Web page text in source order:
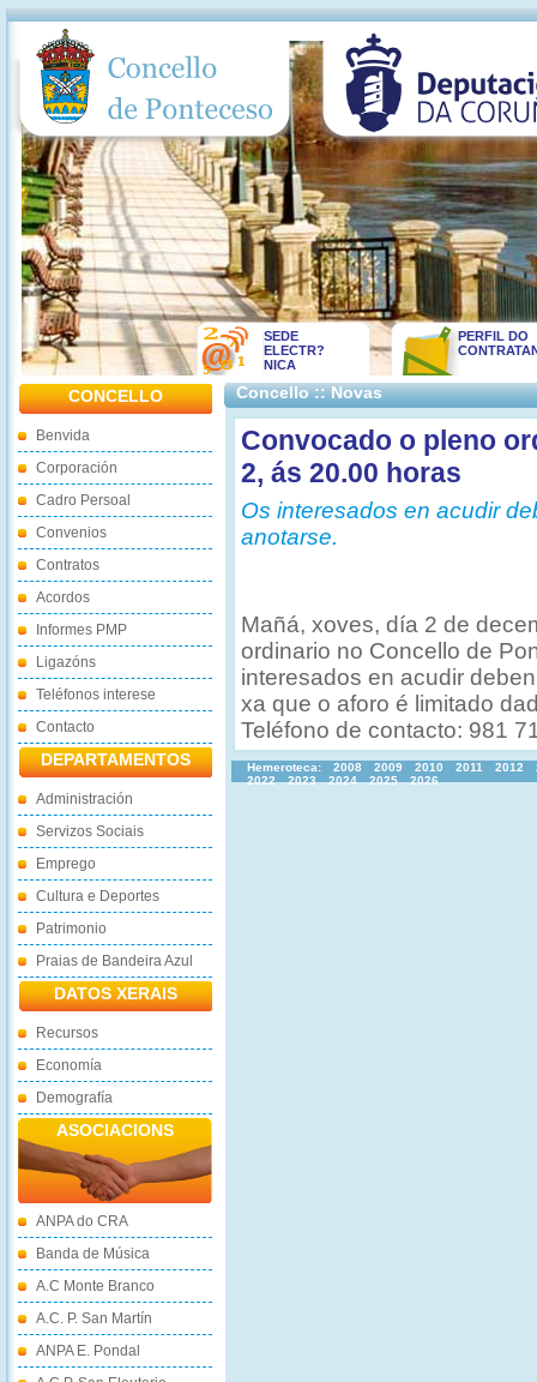
SEDE
ELECTR?
NICA
PERFIL DO
CONCELLO
Benvida
Corporación
Cadro Persoal
Convenios
Contratos
Acordos
Informes PMP
Ligazóns
Teléfonos interese
Contacto
DEPARTAMENTOS
Administración
Servizos Sociais
Emprego
Cultura e Deportes
Patrimonio
Praias de Bandeira Azul
DATOS XERAIS
Recursos
Economía
Demografía
ASOCIACIONS
ANPA do CRA
Banda de Música
A.C Monte Branco
A.C. P. San Martín
ANPA E. Pondal
Concello :: Novas
Convocado o pleno
2, ás 20.00 horas
Os interesados en acudir
anotarse.
Mañá, xoves, día 2 de
ordinario no Concello de
interesados en acudir
xa que o aforo é limitado
Teléfono de contacto: 981
Hemeroteca: 2008 2009 2010 2011 2012
2022
2023 2024 2025 2026